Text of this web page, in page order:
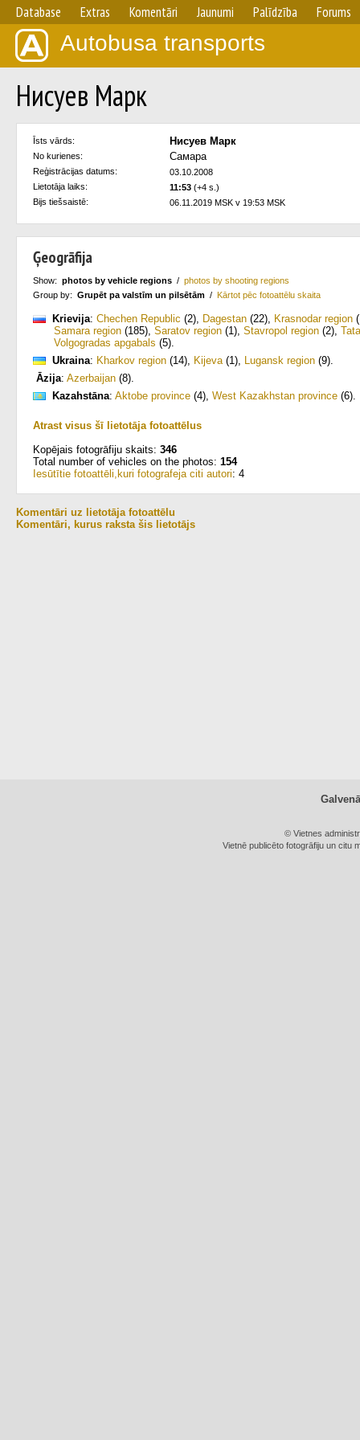
Database Extras Komentāri Jaunumi Palīdzība Forums
Autobusa transports
Нисуев Марк
Īsts vārds: Нисуев Марк
No kurienes: Самара
Reģistrācijas datums:
03.10.2008
Lietotāja laiks:
11:53 (+4 s.)
Bijs tiešsaistē:
06.11.2019 MSK v 19:53 MSK
Ģeogrāfija
Show: photos by vehicle regions / photos by shooting regions
Group by: Grupēt pa valstīm un pilsētām / Kārtot pēc fotoattēlu skaita
Krievija: Chechen Republic (2), Dagestan (22), Krasnodar region
Samara region (185), Saratov region (1), Stavropol region (2),
Volgogradas apgabals (5).
Ukraina: Kharkov region (14), Kijeva(1), Lugansk region (9).
Āzija: Azerbaijan (8).
Kazahstāna: Aktobe province (4), West Kazakhstan province (6).
Atrast visus šī lietotāja fotoattēlus
Kopējais fotogrāfiju skaits: 346
Total number of vehicles on the photos: 154
Iesūtītie fotoattēli,kuri fotografeja citi autori: 4
Komentāri uz lietotāja fotoattēlu
Komentāri, kurus raksta šis lietotājs
© Vietnes
Vietnē publicēto fotogrāfiju un citu